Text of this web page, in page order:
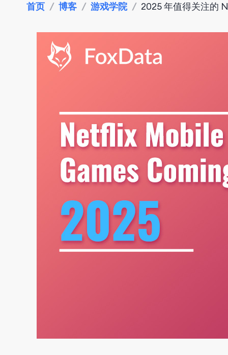
首页 / 博客 / 游戏学院 / 2025 年值得关注的